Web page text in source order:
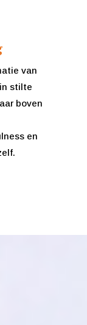
van
stilte
boven
en